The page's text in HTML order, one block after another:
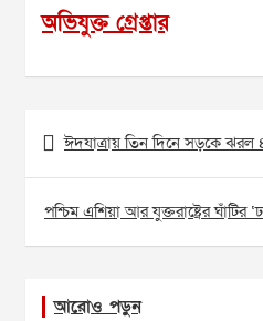
অভিযুক্ত গ্রেপ্তার
Post
navigation
ঈদযাত্রায় তিন দিনে সড়কে ঝরল
পশ্চিম এশিয়া আর যুক্তরাষ্ট্রের ঘাঁটির
আরোও পড়ুন